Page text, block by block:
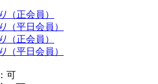
（正会員）
（平日会員）
（正会員）
（平日会員）
可